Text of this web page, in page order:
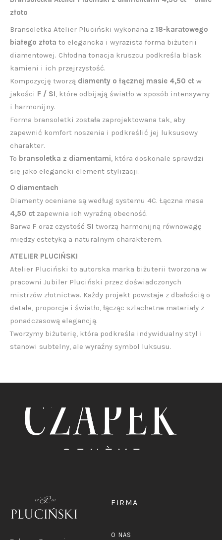
złoto
Bransoletka Atelier Pluciński wykonana z 18-karatowego
białego złota to elegancka i wyrazista forma biżuterii
diamentowej. Chłodna tonacja kruszcu podkreśla blask
kamieni i ich przejrzystość.
Kompozycję tworzą diamenty o łącznej masie 4,50 ct w
jakości F / SI, które odbijają światło w sposób intensywny
i harmonijny.
Forma bransoletki została zaprojektowana tak, aby
zapewnić komfort noszenia i podkreślić jej luksusowy
charakter.
To bransoletka z diamentami, która doskonale sprawdzi
się jako elegancki element stylizacji.
O diamentach
Diamenty oceniane są według systemu 4C. Łączna masa
4,50 ct zapewnia ich wyraźną obecność.
Barwa F oraz czystość SI tworzą harmonijną równowagę
między estetyką a naturalnym charakterem.
ATELIER PLUCIŃSKI
Atelier Pluciński to autorska marka biżuterii tworzona w
pracowni Jubiler Pluciński przez doświadczonych
mistrzów złotnictwa. Każdy projekt powstaje z dbałością o
detale, proporcje i światło, łącząc szlachetne materiały z
ponadczasową elegancją.
Tworzymy biżuterię, która podkreśla indywidualny styl i
stanowi subtelny, ale wyraźny symbol luksusu.
FIRMA
O NAS